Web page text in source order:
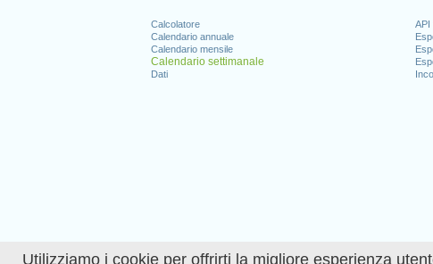
Utilizziamo i cookie per offrirti la migliore esperienza
Calcolatore
Calendario annuale
Calendario mensile
Calendario settimanale
Dati
API